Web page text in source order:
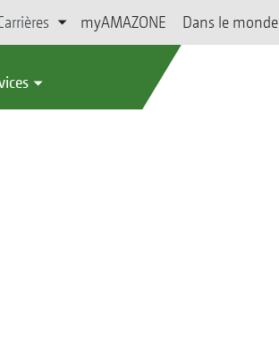
myAMAZONE Dans le monde